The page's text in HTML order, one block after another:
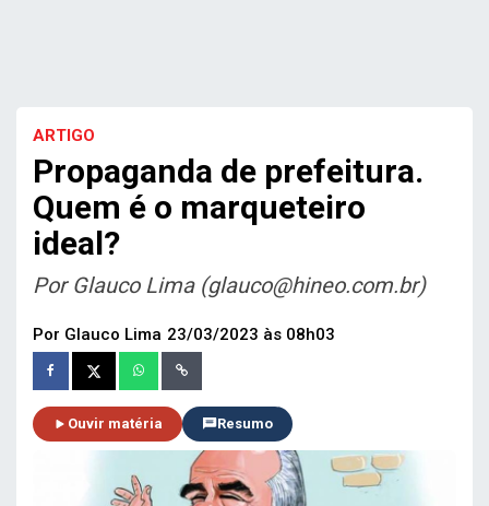
ARTIGO
Propaganda de prefeitura.
Quem é o marqueteiro
ideal?
Por Glauco Lima (glauco@hineo.com.br)
Por Glauco Lima 23/03/2023 às 08h03
Ouvir matéria Resumo